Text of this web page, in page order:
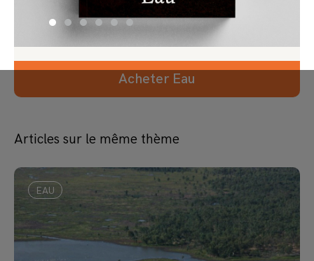
Acheter Eau
Articles sur le même thème
EAU